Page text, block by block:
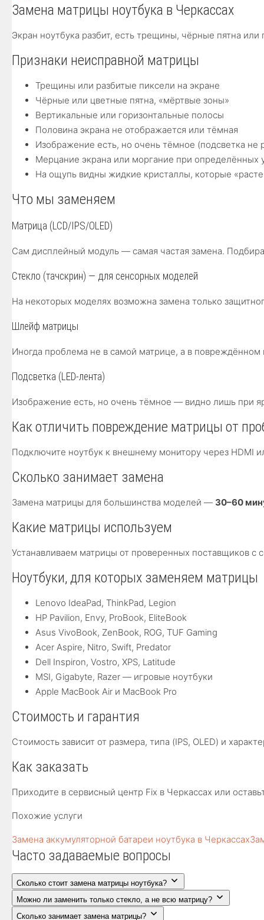
Замена матрицы ноутбука в Черкассах
Экран ноутбука разбит, есть трещины, чёрные пятна
Признаки неисправной матрицы
Трещины или разбитые пиксели на экране
Чёрные или цветные пятна, «мёртвые зоны»
Вертикальные или горизонтальные полосы
Половина экрана не отображается или тёмная
Изображение есть, но очень тёмное (подсветка не
Мерцание экрана или моргание при определённых
На ощупь видны жидкие кристаллы, которые
Что мы заменяем
Матрица (LCD/IPS/OLED)
Сам дисплейный модуль — самая частая замена.
Стекло (тачскрин) — для сенсорных моделей
На некоторых моделях возможна замена только
Шлейф матрицы
Иногда проблема не в самой матрице, а в
Подсветка (LED-лента)
Изображение есть, но очень тёмное — видно лишь при
Как отличить повреждение матрицы от
Подключите ноутбук к внешнему монитору через HDMI
Сколько занимает замена
Замена матрицы для большинства моделей — 30–60
Какие матрицы используем
Устанавливаем матрицы от проверенных поставщиков с
Ноутбуки, для которых заменяем матрицы
Lenovo IdeaPad, ThinkPad, Legion
HP Pavilion, Envy, ProBook, EliteBook
Asus VivoBook, ZenBook, ROG, TUF Gaming
Acer Aspire, Nitro, Swift, Predator
Dell Inspiron, Vostro, XPS, Latitude
MSI, Gigabyte, Razer — игровые ноутбуки
Apple MacBook Air и MacBook Pro
Стоимость и гарантия
Стоимость зависит от размера, типа (IPS, OLED) и
Как заказать
Приходите в сервисный центр Fix в Черкассах или
Похожие услуги
Замена аккумуляторной батареи ноутбука в Черкассах
Часто задаваемые вопросы
Сколько стоит замена матрицы ноутбука?
Можно ли заменить только стекло, а не всю матрицу?
Сколько занимает замена матрицы?